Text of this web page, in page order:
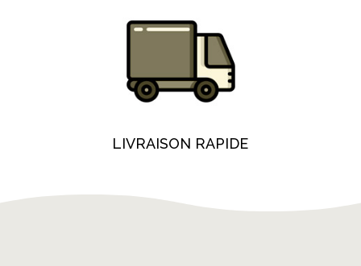
LIVRAISON RAPIDE